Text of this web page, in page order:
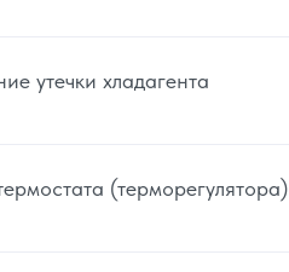
утечки хладагента
(терморегулятора)